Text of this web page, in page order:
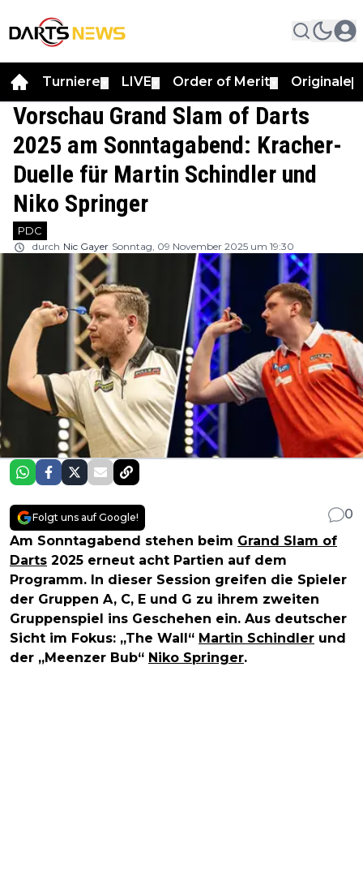
Turniere LIVE Order of Merit Originale
Vorschau Grand Slam of Darts
2025 am Sonntagabend: Kracher-
Duelle für Martin Schindler und
Niko Springer
PDC
durch Nic Gayer Sonntag, 09 November 2025 um 19:30
Folgt uns auf Google!
0
Am Sonntagabend stehen beim Grand Slam of
Darts 2025 erneut acht Partien auf dem
Programm. In dieser Session greifen die Spieler
der Gruppen A, C, E und G zu ihrem zweiten
Gruppenspiel ins Geschehen ein. Aus deutscher
Sicht im Fokus: „The Wall“ Martin Schindler und
der „Meenzer Bub“ Niko Springer.